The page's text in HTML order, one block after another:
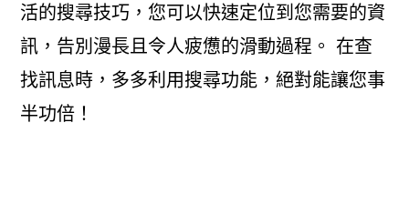
活的搜尋技巧，您可以快速定位到您需要的資
訊，告別漫長且令人疲憊的滑動過程。 在查
找訊息時，多多利用搜尋功能，絕對能讓您事
半功倍！